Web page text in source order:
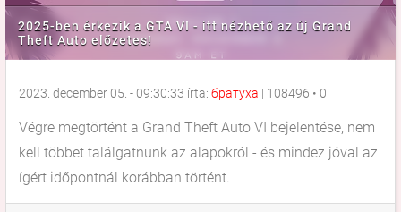
2025-ben érkezik a GTA VI - itt nézhető az új Grand
Theft Auto előzetes!
2023. december 05. - 09:30:33 írta: братуха | 108496 • 0
Végre megtörtént a Grand Theft Auto VI bejelentése, nem
kell többet találgatnunk az alapokról - és mindez jóval az
ígért időpontnál korábban történt.